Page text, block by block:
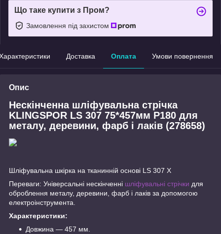
Що таке купити з Пром?
Замовлення під захистом
Доставка Оплата Умови повернення
Опис
Нескінченна шліфувальна стрічка
KLINGSPOR LS 307 75*457мм P180 для
металу, деревини, фарб і лаків (278658)
Шліфувальна шкірка на тканинній основі LS 307 X
Переваги: Універсальні нескінченні шліфувальні стрічки для
оброблення металу, деревини, фарб і лаків за допомогою
електроінструмента.
Характеристики:
Довжина — 457 мм.